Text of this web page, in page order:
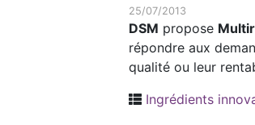
25/07/2013
DSM propose
répondre aux
qualité ou leur
Ingrédients